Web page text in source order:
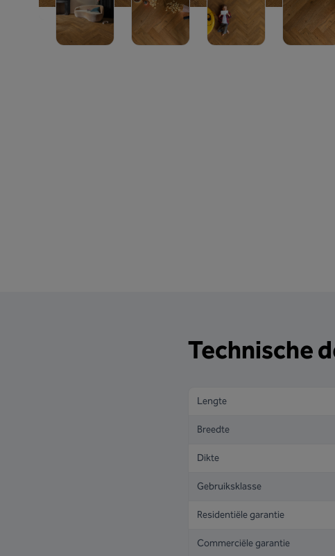
Technische
Lengte
Breedte
Dikte
Gebruiksklasse
Residentiële garantie
Commerciële garantie